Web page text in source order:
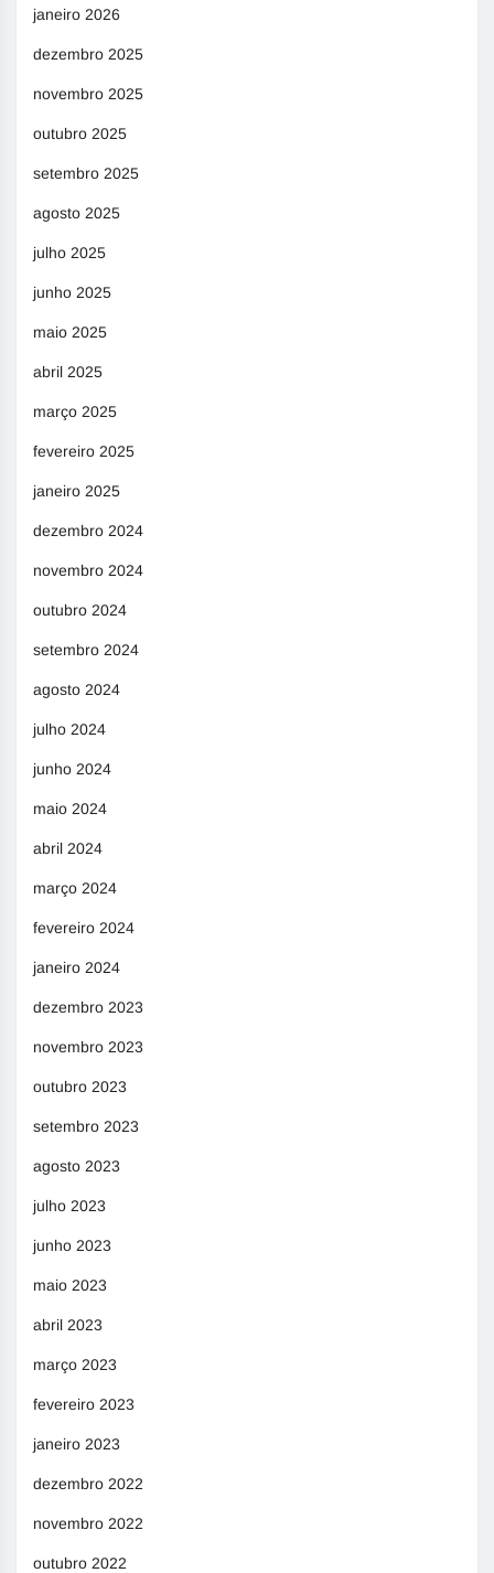
janeiro 2026
dezembro 2025
novembro 2025
outubro 2025
setembro 2025
agosto 2025
julho 2025
junho 2025
maio 2025
abril 2025
março 2025
fevereiro 2025
janeiro 2025
dezembro 2024
novembro 2024
outubro 2024
setembro 2024
agosto 2024
julho 2024
junho 2024
maio 2024
abril 2024
março 2024
fevereiro 2024
janeiro 2024
dezembro 2023
novembro 2023
outubro 2023
setembro 2023
agosto 2023
julho 2023
junho 2023
maio 2023
abril 2023
março 2023
fevereiro 2023
janeiro 2023
dezembro 2022
novembro 2022
outubro 2022